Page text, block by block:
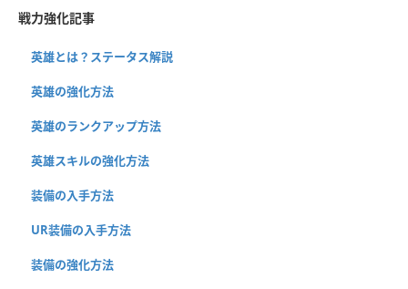
戦力強化記事
英雄とは？ステータス解説
英雄の強化方法
英雄のランクアップ方法
英雄スキルの強化方法
装備の入手方法
UR装備の入手方法
装備の強化方法